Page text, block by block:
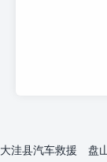
大洼县汽车救援 盘